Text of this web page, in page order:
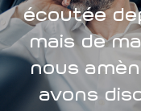
écoutée
mais de
nous
avons